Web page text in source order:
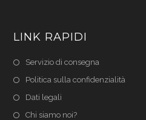
LINK RAPIDI
Servizio di consegna
Politica sulla confidenzialità
Dati legali
Chi siamo noi?